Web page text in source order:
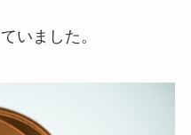
いました。